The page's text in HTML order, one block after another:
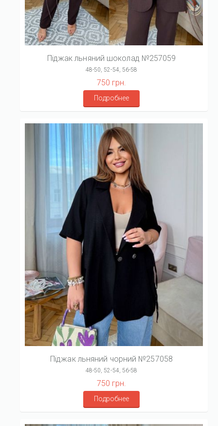
Піджак льняний шоколад №257059
48-50, 52-54, 56-58
750 грн.
Подробнее
Піджак льняний чорний №257058
48-50, 52-54, 56-58
750 грн.
Подробнее